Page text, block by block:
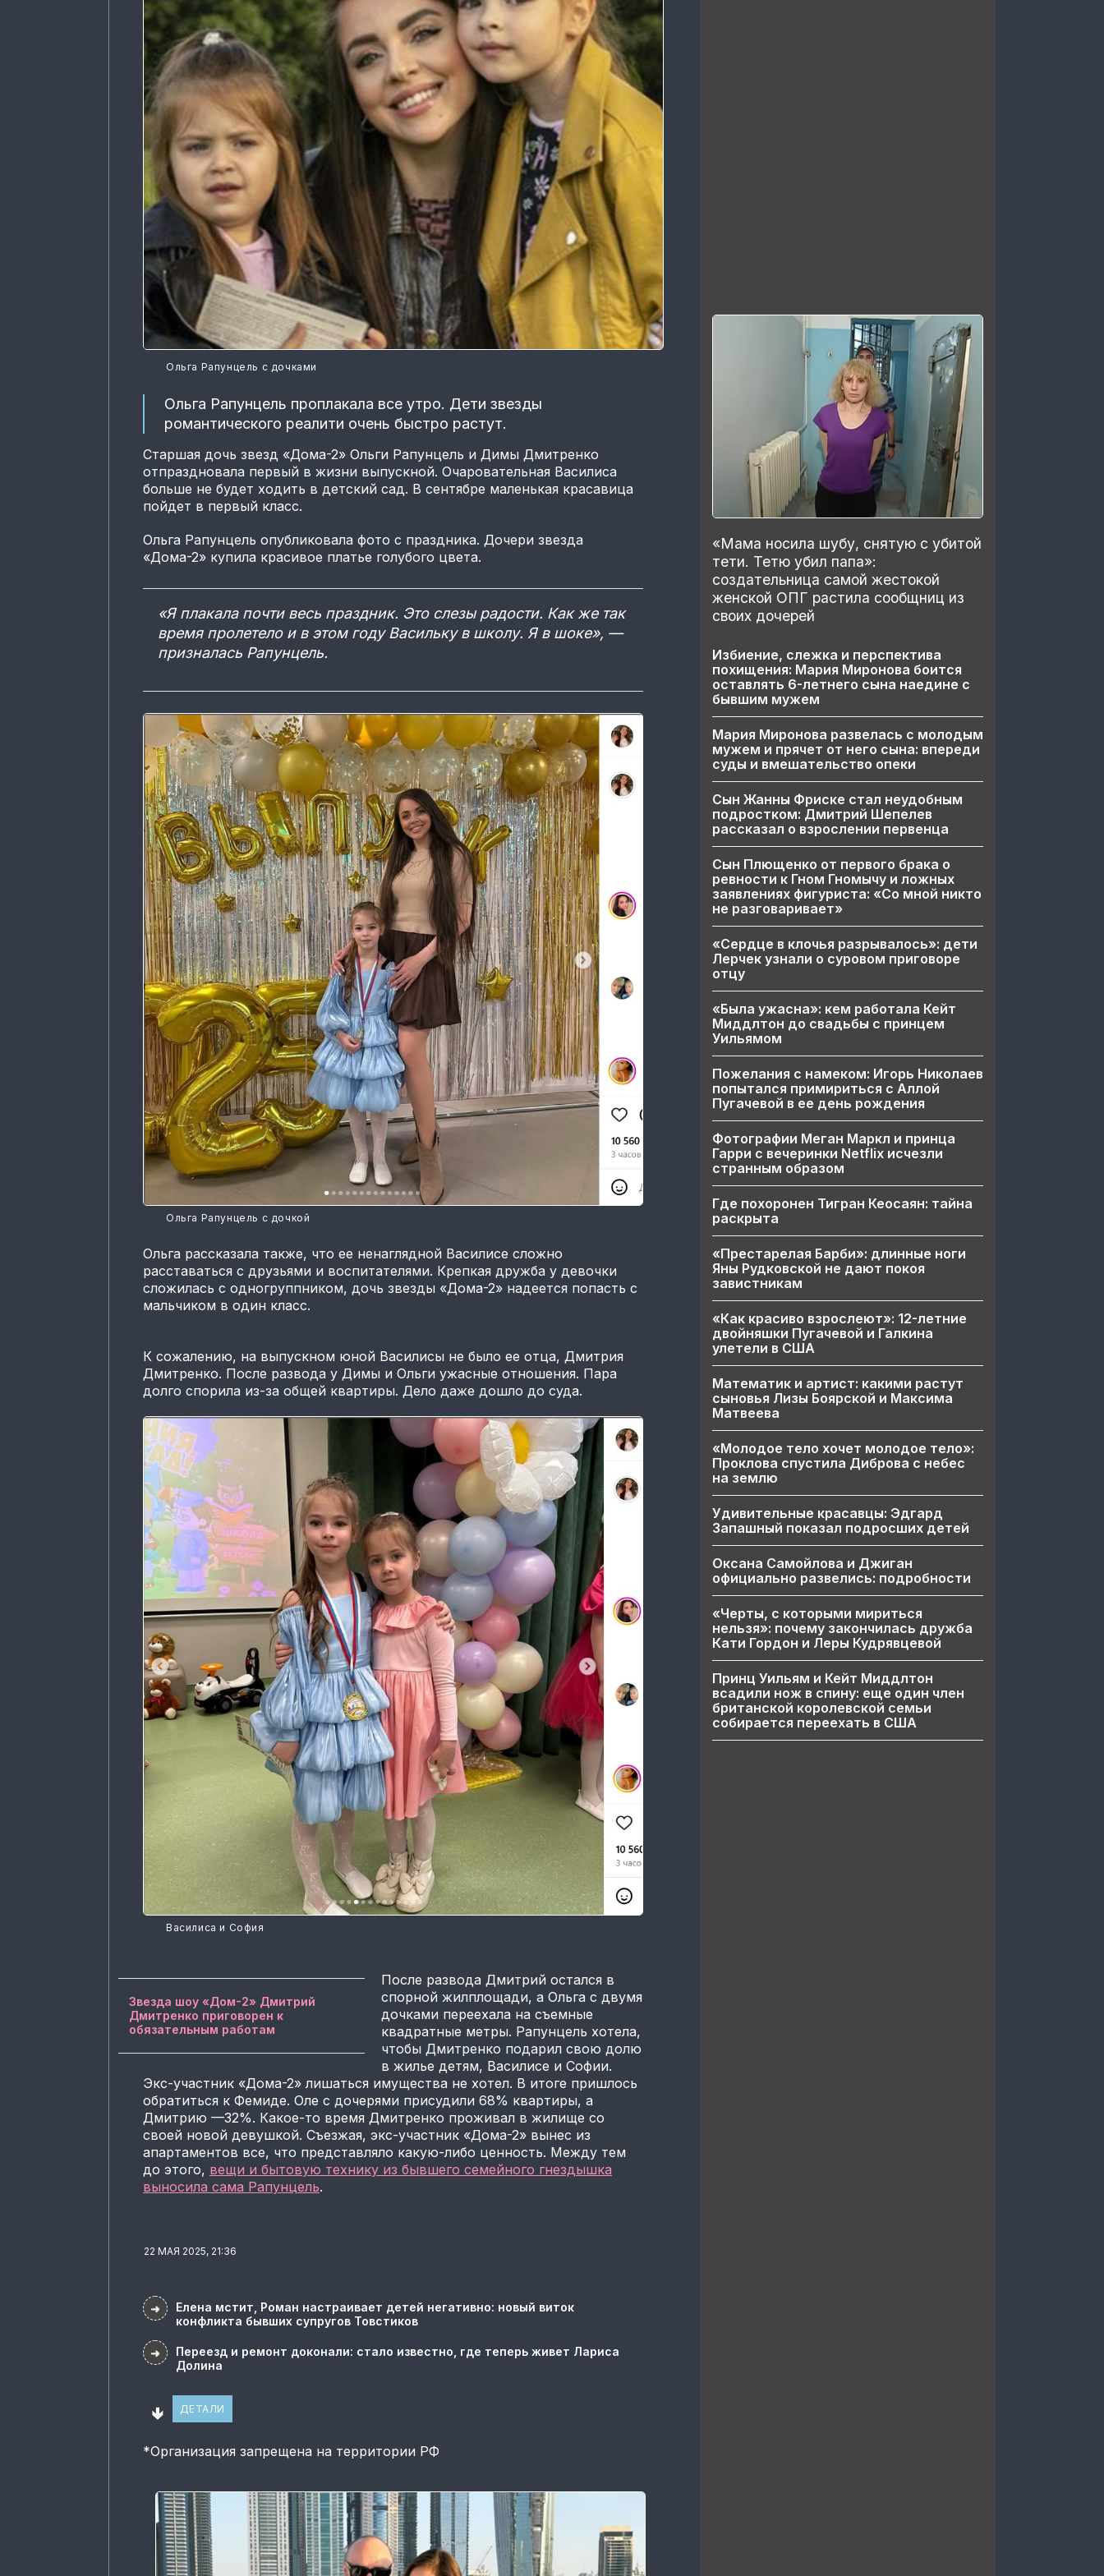
Ольга Рапунцель с дочками
Ольга Рапунцель проплакала все утро. Дети звезды
романтического реалити очень быстро растут.
Старшая дочь звезд «Дома-2» Ольги Рапунцель и Димы Дмитренко
отпраздновала первый в жизни выпускной. Очаровательная Василиса
больше не будет ходить в детский сад. В сентябре маленькая красавица
пойдет в первый класс.
Ольга Рапунцель опубликовала фото с праздника. Дочери звезда
«Дома-2» купила красивое платье голубого цвета.
«Я плакала почти весь праздник. Это слезы радости. Как же так
время пролетело и в этом году Васильку в школу. Я в шоке», —
призналась Рапунцель.
Ольга Рапунцель с дочкой
Ольга рассказала также, что ее ненаглядной Василисе сложно
расставаться с друзьями и воспитателями. Крепкая дружба у девочки
сложилась с одногруппником, дочь звезды «Дома-2» надеется попасть с
мальчиком в один класс.
К сожалению, на выпускном юной Василисы не было ее отца, Дмитрия
Дмитренко. После развода у Димы и Ольги ужасные отношения. Пара
долго спорила из-за общей квартиры. Дело даже дошло до суда.
Василиса и София
Звезда шоу «Дом-2» Дмитрий
Дмитренко приговорен к
обязательным работам
После развода Дмитрий остался в
спорной жилплощади, а Ольга с двумя
дочками переехала на съемные
квадратные метры. Рапунцель хотела,
чтобы Дмитренко подарил свою долю
в жилье детям, Василисе и Софии.
Экс-участник «Дома-2» лишаться имущества не хотел. В итоге пришлось
обратиться к Фемиде. Оле с дочерями присудили 68% квартиры, а
Дмитрию —32%. Какое-то время Дмитренко проживал в жилище со
своей новой девушкой. Съезжая, экс-участник «Дома-2» вынес из
апартаментов все, что представляло какую-либо ценность. Между тем
до этого, вещи и бытовую технику из бывшего семейного гнездышка
выносила сама Рапунцель.
22 МАЯ 2025, 21:36
➜
Елена мстит, Роман настраивает детей негативно: новый виток
конфликта бывших супругов Товстиков
➜
Переезд и ремонт доконали: стало известно, где теперь живет Лариса
Долина
🢃 ДЕТАЛИ
*Организация запрещена на территории РФ
«Мама носила шубу, снятую с убитой
тети. Тетю убил папа»:
создательница самой жестокой
женской ОПГ растила сообщниц из
своих дочерей
Избиение, слежка и перспектива
похищения: Мария Миронова боится
оставлять 6-летнего сына наедине с
бывшим мужем
Мария Миронова развелась с молодым
мужем и прячет от него сына: впереди
суды и вмешательство опеки
Сын Жанны Фриске стал неудобным
подростком: Дмитрий Шепелев
рассказал о взрослении первенца
Сын Плющенко от первого брака о
ревности к Гном Гномычу и ложных
заявлениях фигуриста: «Со мной никто
не разговаривает»
«Сердце в клочья разрывалось»: дети
Лерчек узнали о суровом приговоре
отцу
«Была ужасна»: кем работала Кейт
Миддлтон до свадьбы с принцем
Уильямом
Пожелания с намеком: Игорь Николаев
попытался примириться с Аллой
Пугачевой в ее день рождения
Фотографии Меган Маркл и принца
Гарри с вечеринки Netflix исчезли
странным образом
Где похоронен Тигран Кеосаян: тайна
раскрыта
«Престарелая Барби»: длинные ноги
Яны Рудковской не дают покоя
завистникам
«Как красиво взрослеют»: 12-летние
двойняшки Пугачевой и Галкина
улетели в США
Математик и артист: какими растут
сыновья Лизы Боярской и Максима
Матвеева
«Молодое тело хочет молодое тело»:
Проклова спустила Диброва с небес
на землю
Удивительные красавцы: Эдгард
Запашный показал подросших детей
Оксана Самойлова и Джиган
официально развелись: подробности
«Черты, с которыми мириться
нельзя»: почему закончилась дружба
Кати Гордон и Леры Кудрявцевой
Принц Уильям и Кейт Миддлтон
всадили нож в спину: еще один член
британской королевской семьи
собирается переехать в США